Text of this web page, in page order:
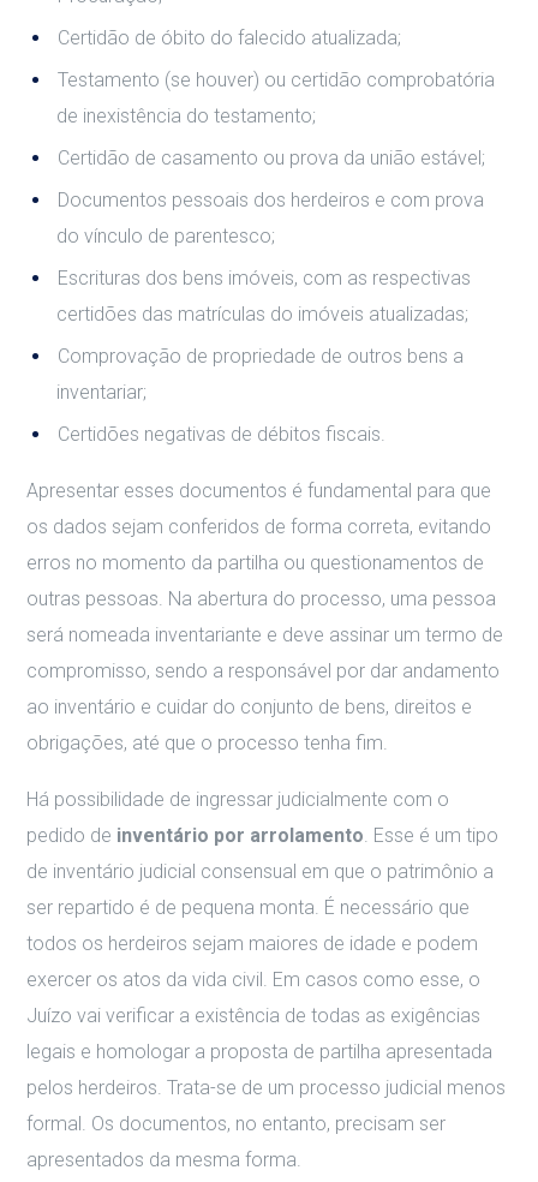
Certidão de óbito do falecido atualizada;
Testamento (se houver) ou certidão comprobatória
de inexistência do testamento;
Certidão de casamento ou prova da união estável;
Documentos pessoais dos herdeiros e com prova
do vínculo de parentesco;
Escrituras dos bens imóveis, com as respectivas
certidões das matrículas do imóveis atualizadas;
Comprovação de propriedade de outros bens a
inventariar;
Certidões negativas de débitos fiscais.
Apresentar esses documentos é fundamental para que
os dados sejam conferidos de forma correta, evitando
erros no momento da partilha ou questionamentos de
outras pessoas. Na abertura do processo, uma pessoa
será nomeada inventariante e deve assinar um termo de
compromisso, sendo a responsável por dar andamento
ao inventário e cuidar do conjunto de bens, direitos e
obrigações, até que o processo tenha fim.
Há possibilidade de ingressar judicialmente com o
pedido de inventário por arrolamento. Esse é um tipo
de inventário judicial consensual em que o patrimônio a
ser repartido é de pequena monta. É necessário que
todos os herdeiros sejam maiores de idade e podem
exercer os atos da vida civil. Em casos como esse, o
Juízo vai verificar a existência de todas as exigências
legais e homologar a proposta de partilha apresentada
pelos herdeiros. Trata-se de um processo judicial menos
formal. Os documentos, no entanto, precisam ser
apresentados da mesma forma.